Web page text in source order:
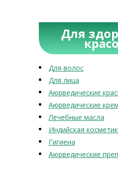
Для
Для волос
Для лица
Аюрведические
Аюрведические
Лечебные масла
Индийская
Гигиена
Аюрведические